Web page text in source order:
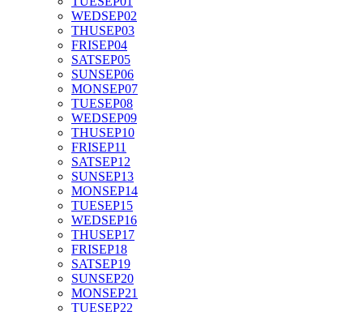
WEDSEP02
THUSEP03
FRISEP04
SATSEP05
SUNSEP06
MONSEP07
TUESEP08
WEDSEP09
THUSEP10
FRISEP11
SATSEP12
SUNSEP13
MONSEP14
TUESEP15
WEDSEP16
THUSEP17
FRISEP18
SATSEP19
SUNSEP20
MONSEP21
TUESEP22